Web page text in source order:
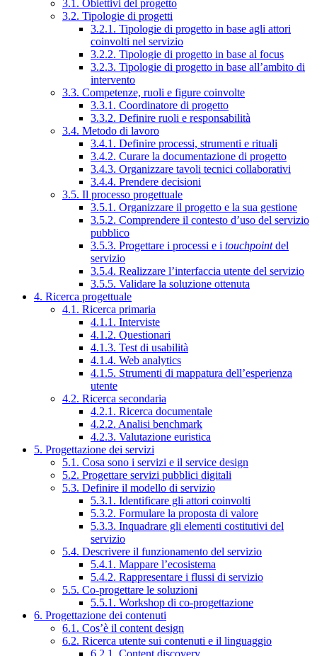
3.1. Obiettivi del progetto
3.2. Tipologie di progetti
3.2.1. Tipologie di progetto in base agli attori
coinvolti nel servizio
3.2.2. Tipologie di progetto in base al focus
3.2.3. Tipologie di progetto in base all’ambito di
intervento
3.3. Competenze, ruoli e figure coinvolte
3.3.1. Coordinatore di progetto
3.3.2. Definire ruoli e responsabilità
3.4. Metodo di lavoro
3.4.1. Definire processi, strumenti e rituali
3.4.2. Curare la documentazione di progetto
3.4.3. Organizzare tavoli tecnici collaborativi
3.4.4. Prendere decisioni
3.5. Il processo progettuale
3.5.1. Organizzare il progetto e la sua gestione
3.5.2. Comprendere il contesto d’uso del servizio
pubblico
3.5.3. Progettare i processi e i touchpointdel
servizio
3.5.4. Realizzare l’interfaccia utente del servizio
3.5.5. Validare la soluzione ottenuta
4. Ricerca progettuale
4.1. Ricerca primaria
4.1.1. Interviste
4.1.2. Questionari
4.1.3. Test di usabilità
4.1.4. Web analytics
4.1.5. Strumenti di mappatura dell’esperienza
utente
4.2. Ricerca secondaria
4.2.1. Ricerca documentale
4.2.2. Analisi benchmark
4.2.3. Valutazione euristica
5. Progettazione dei servizi
5.1. Cosa sono i servizi e il service design
5.2. Progettare servizi pubblici digitali
5.3. Definire il modello di servizio
5.3.1. Identificare gli attori coinvolti
5.3.2. Formulare la proposta di valore
5.3.3. Inquadrare gli elementi costitutivi del
servizio
5.4. Descrivere il funzionamento del servizio
5.4.1. Mappare l’ecosistema
5.4.2. Rappresentare i flussi di servizio
5.5. Co-progettare le soluzioni
5.5.1. Workshop di co-progettazione
6. Progettazione dei contenuti
6.1. Cos’è il content design
6.2. Ricerca utente sui contenuti e il linguaggio
6.2.1. Content discovery